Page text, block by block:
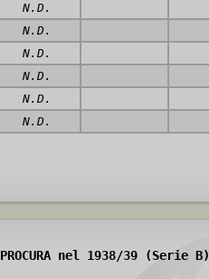
N.D.
N.D.
N.D.
N.D.
N.D.
N.D.
PROCURA nel 1938/39 (Serie B)